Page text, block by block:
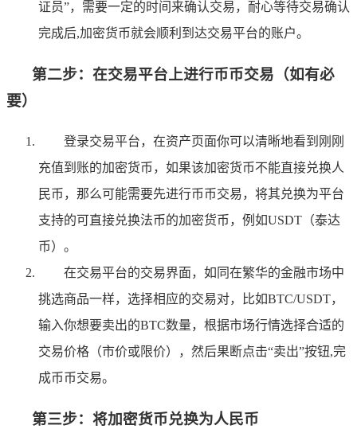
证员”，需要一定的时间来确认交易，耐心等待交易确认
完成后,加密货币就会顺利到达交易平台的账户。
第二步：在交易平台上进行币币交易（如有必
要）
登录交易平台，在资产页面你可以清晰地看到刚刚
充值到账的加密货币，如果该加密货币不能直接兑换人
民币，那么可能需要先进行币币交易，将其兑换为平台
支持的可直接兑换法币的加密货币，例如USDT（泰达
币）。
在交易平台的交易界面，如同在繁华的金融市场中
挑选商品一样，选择相应的交易对，比如BTC/USDT，
输入你想要卖出的BTC数量，根据市场行情选择合适的
交易价格（市价或限价），然后果断点击“卖出”按钮,完
成币币交易。
第三步：将加密货币兑换为人民币